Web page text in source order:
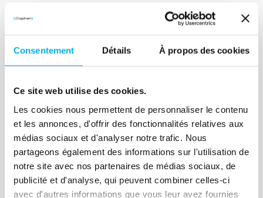
Consentement Détails À propos des cookies
Ce site web utilise des cookies.
Les cookies nous permettent de personnaliser le contenu
et les annonces, d'offrir des fonctionnalités relatives aux
médias sociaux et d'analyser notre trafic. Nous
partageons également des informations sur l'utilisation de
notre site avec nos partenaires de médias sociaux, de
publicité et d'analyse, qui peuvent combiner celles-ci
avec d'autres informations que vous leur avez fournies
Article
Crise du secteur
06 mars 2025 Risk management
Lire la suite